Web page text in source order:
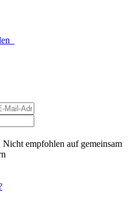
Nicht empfohlen auf gemeinsam